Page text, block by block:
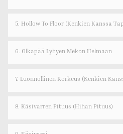
5. Hollow To Floor (kenkien Kanssa
6. Olkapää Lyhyen Mekon Helmaan
7. Luonnollinen Korkeus (kenkien
8. Käsivarren Pituus (hihan Pituus)